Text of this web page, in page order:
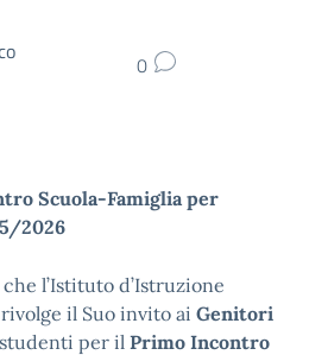
0
Scuola-Famiglia per
2026
l’Istituto d’Istruzione
rivolge il Suo invito ai Genitori
per il Primo Incontro